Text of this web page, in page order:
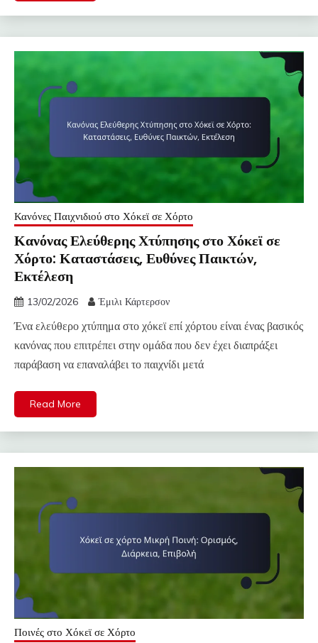
Κανόνες Παιχνιδιού στο Χόκεϊ σε Χόρτο
Κανόνας Ελεύθερης Χτύπησης στο Χόκεϊ σε
Χόρτο: Καταστάσεις, Ευθύνες Παικτών,
Εκτέλεση
13/02/2026 Έμιλι Κάρτερσον
Ένα ελεύθερο χτύπημα στο χόκεϊ επί χόρτου είναι ένας βασικός
κανόνας που επιτρέπει στην ομάδα που δεν έχει διαπράξει
παράβαση να επαναλάβει το παιχνίδι μετά
Read More
Ποινές στο Χόκεϊ σε Χόρτο